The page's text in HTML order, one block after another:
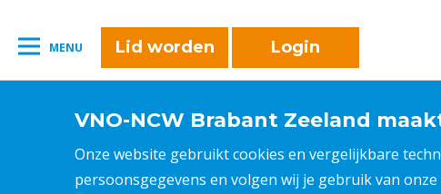
MENU Lid worden Login
VNO-NCW Brabant Zeeland
Onze website gebruikt cookies en vergelijkbare
persoonsgegevens en volgen wij je gebruik van